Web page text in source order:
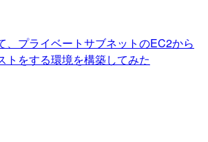
、プライベートサブネットのEC2から
トをする環境を構築してみた